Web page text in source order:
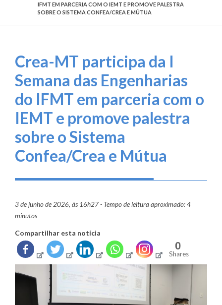
IFMT EM PARCERIA COM O IEMT E PROMOVE PALESTRA
SOBRE O SISTEMA CONFEA/CREA E MÚTUA
Crea-MT participa da I
Semana das Engenharias
do IFMT em parceria com o
IEMT e promove palestra
sobre o Sistema
Confea/Crea e Mútua
3 de junho de 2026, às 16h27 - Tempo de leitura aproximado: 4
minutos
Compartilhar esta notícia
0
Shares